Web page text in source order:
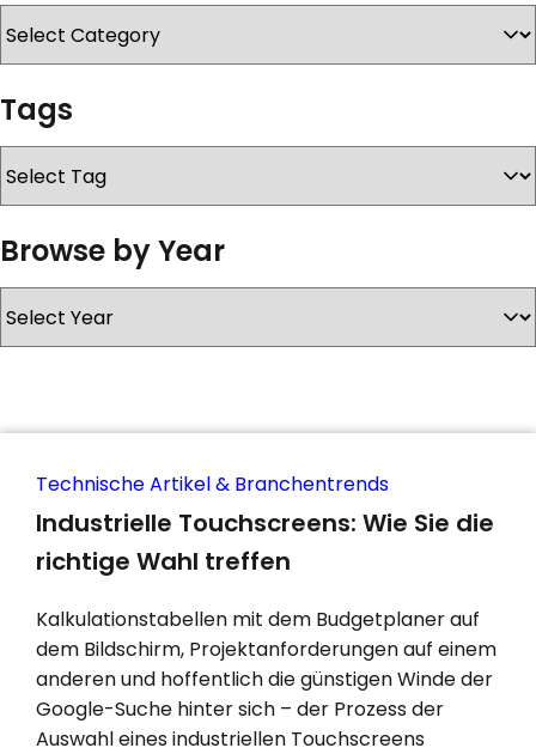
KONTAKT
Technische Artikel & Branchentrends
Industrielle Touchscreens: Wie Sie die
richtige Wahl treffen
Kalkulationstabellen mit dem Budgetplaner auf
dem Bildschirm, Projektanforderungen auf einem
anderen und hoffentlich die günstigen Winde der
Google-Suche hinter sich – der Prozess der
Auswahl eines industriellen Touchscreens
Tags
Browse by Year